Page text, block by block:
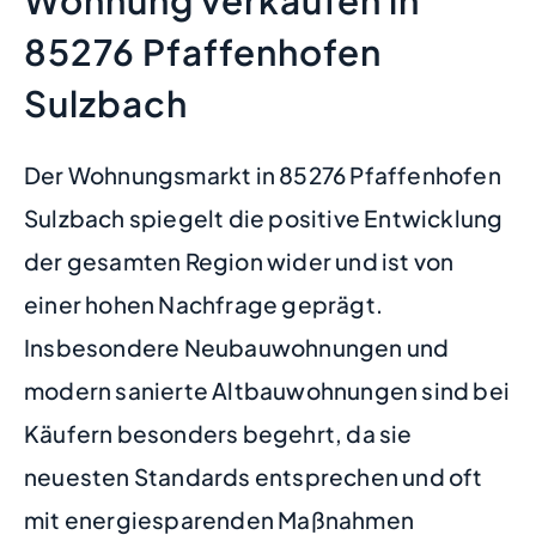
85276 Pfaffenhofen
Sulzbach
Der Wohnungsmarkt in 85276 Pfaffenhofen
Sulzbach spiegelt die positive Entwicklung
der gesamten Region wider und ist von
einer hohen Nachfrage geprägt.
Insbesondere Neubauwohnungen und
modern sanierte Altbauwohnungen sind bei
Käufern besonders begehrt, da sie
neuesten Standards entsprechen und oft
mit energiesparenden Maßnahmen